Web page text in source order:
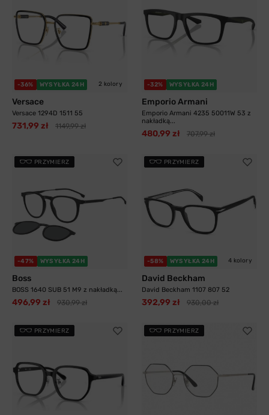
-36% WYSYŁKA 24H 2 kolory
Versace
Versace 1294D 1511 55
731,99 zł 1149,99 zł
-32% WYSYŁKA 24H
Emporio Armani
Emporio Armani 4235 50011W 53 z
nakładką...
480,99 zł 707,99 zł
PRZYMIERZ
-47% WYSYŁKA 24H
Boss
BOSS 1640 SUB 51 M9 z nakładką...
496,99 zł 930,99 zł
PRZYMIERZ
-58% WYSYŁKA 24H 4 kolory
David Beckham
David Beckham 1107 807 52
392,99 zł 930,00 zł
PRZYMIERZ PRZYMIERZ